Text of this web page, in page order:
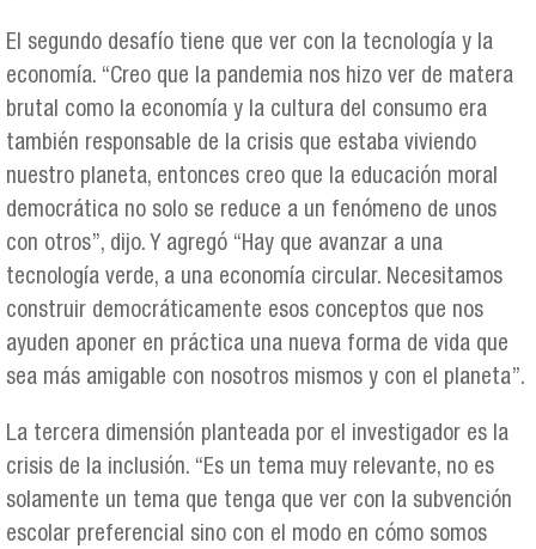
El segundo desafío tiene que ver con la tecnología y la
economía. “Creo que la pandemia nos hizo ver de matera
brutal como la economía y la cultura del consumo era
también responsable de la crisis que estaba viviendo
nuestro planeta, entonces creo que la educación moral
democrática no solo se reduce a un fenómeno de unos
con otros”, dijo. Y agregó “Hay que avanzar a una
tecnología verde, a una economía circular. Necesitamos
construir democráticamente esos conceptos que nos
ayuden aponer en práctica una nueva forma de vida que
sea más amigable con nosotros mismos y con el planeta”.
La tercera dimensión planteada por el investigador es la
crisis de la inclusión. “Es un tema muy relevante, no es
solamente un tema que tenga que ver con la subvención
escolar preferencial sino con el modo en cómo somos